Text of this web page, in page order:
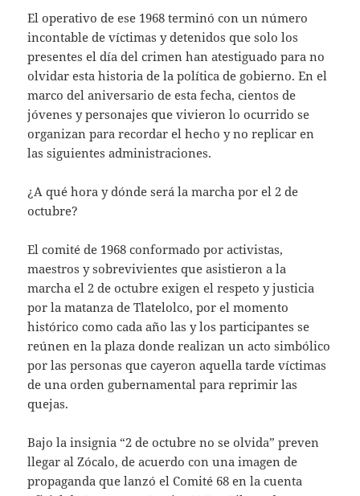
El operativo de ese 1968 terminó con un número
incontable de víctimas y detenidos que solo los
presentes el día del crimen han atestiguado para no
olvidar esta historia de la política de gobierno. En el
marco del aniversario de esta fecha, cientos de
jóvenes y personajes que vivieron lo ocurrido se
organizan para recordar el hecho y no replicar en
las siguientes administraciones.
¿A qué hora y dónde será la marcha por el 2 de
octubre?
El comité de 1968 conformado por activistas,
maestros y sobrevivientes que asistieron a la
marcha el 2 de octubre exigen el respeto y justicia
por la matanza de Tlatelolco, por el momento
histórico como cada año las y los participantes se
reúnen en la plaza donde realizan un acto simbólico
por las personas que cayeron aquella tarde víctimas
de una orden gubernamental para reprimir las
quejas.
Bajo la insignia “2 de octubre no se olvida” preven
llegar al Zócalo, de acuerdo con una imagen de
propaganda que lanzó el Comité 68 en la cuenta